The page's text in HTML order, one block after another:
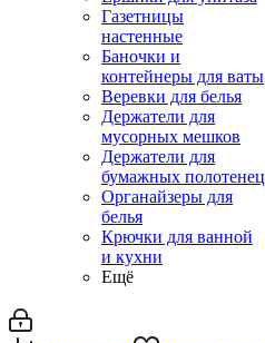
Газетницы
настенные
Баночки и
контейнеры для ваты
Веревки для белья
Держатели для
мусорных мешков
Держатели для
бумажных полотенец
Органайзеры для
белья
Крючки для ванной
и кухни
Ещё